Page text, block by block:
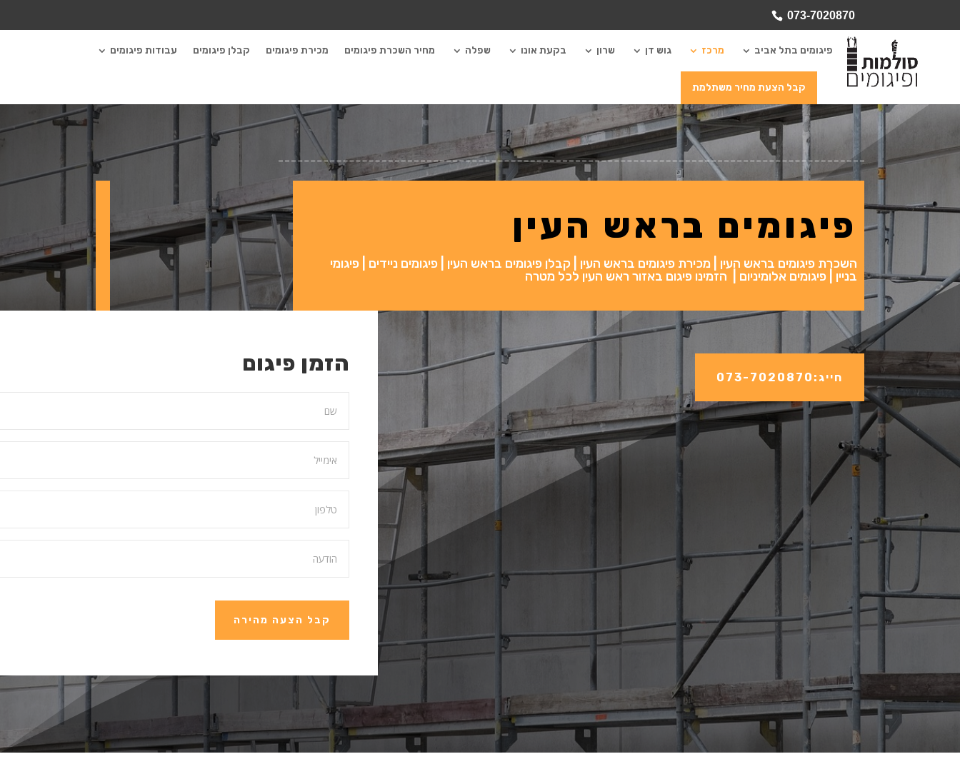
073-7020870
פיגומים בתל אביב מרכז גוש דן שרון בקעת אונו שפלה מחיר השכרת פיגומים מכירת פיגומים קבלן פיגומים עבודות פיגומים
קבל הצעת מחיר משתלמת
פיגומים בראש העין
השכרת פיגומים בראש העין | מכירת פיגומים בראש העין | קבלן פיגומים בראש העין | פיגומים ניידים | פיגומי
בניין | פיגומים אלומיניום | הזמינו פיגום באזור ראש העין לכל מטרה
הזמן פיגום
קבל הצעה מהירה
חייג:073-7020870